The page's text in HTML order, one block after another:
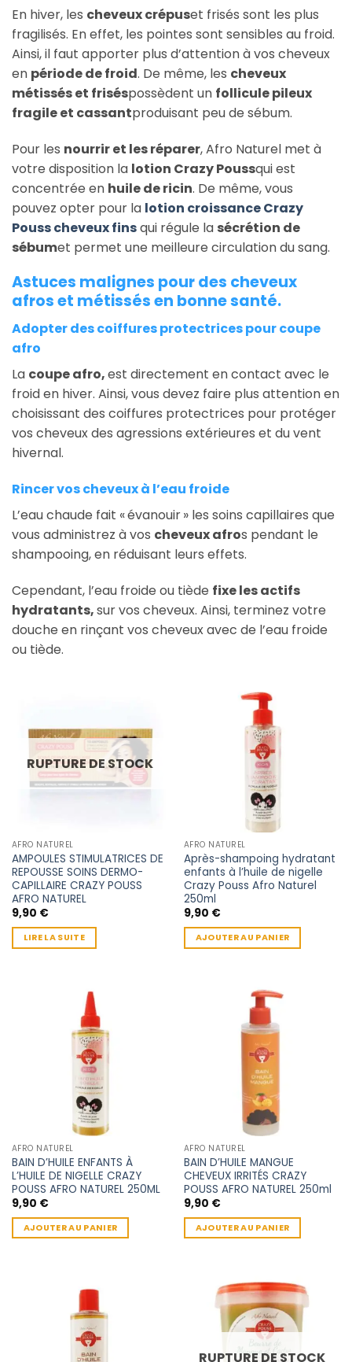
En hiver, les cheveux crépuset frisés sont les plus
fragilisés. En effet, les pointes sont sensibles au froid.
Ainsi, il faut apporter plus d’attention à vos cheveux
en période de froid. De même, les cheveux
métissés et friséspossèdent un follicule pileux
fragile et cassantproduisant peu de sébum.
Pour les nourrir et les réparer, Afro Naturel met à
votre disposition la lotion Crazy Poussqui est
concentrée en huile de ricin. De même, vous
pouvez opter pour la lotion croissance Crazy
Pouss cheveux finsqui régule la sécrétion de
sébumet permet une meilleure circulation du sang.
Astuces malignes pour des cheveux
afros et métissés en bonne santé.
Adopter des coiffures protectrices pour coupe
afro
La coupe afro,est directement en contact avec le
froid en hiver. Ainsi, vous devez faire plus attention en
choisissant des coiffures protectrices pour protéger
vos cheveux des agressions extérieures et du vent
hivernal.
Rincer vos cheveux à l’eau froide
L’eau chaude fait « évanouir » les soins capillaires que
vous administrez à vos cheveux afros pendant le
shampooing, en réduisant leurs effets.
Cependant, l’eau froide ou tiède fixe les actifs
hydratants,sur vos cheveux. Ainsi, terminez votre
douche en rinçant vos cheveux avec de l’eau froide
ou tiède.
RUPTURE DE STOCK
AFRO NATUREL
AMPOULES STIMULATRICES DE
REPOUSSE SOINS DERMO-
CAPILLAIRE CRAZY POUSS
AFRO NATUREL
9,90 €
LIRE LA SUITE
AFRO NATUREL
Après-shampoing hydratant
enfants à l’huile de nigelle
Crazy Pouss Afro Naturel
250ml
9,90 €
AJOUTER AU PANIER
AFRO NATUREL
BAIN D’HUILE ENFANTS À
L’HUILE DE NIGELLE CRAZY
POUSS AFRO NATUREL 250ML
9,90 €
AJOUTER AU PANIER
AFRO NATUREL
BAIN D’HUILE MANGUE
CHEVEUX IRRITÉS CRAZY
POUSS AFRO NATUREL 250ml
9,90 €
AJOUTER AU PANIER
RUPTURE DE STOCK